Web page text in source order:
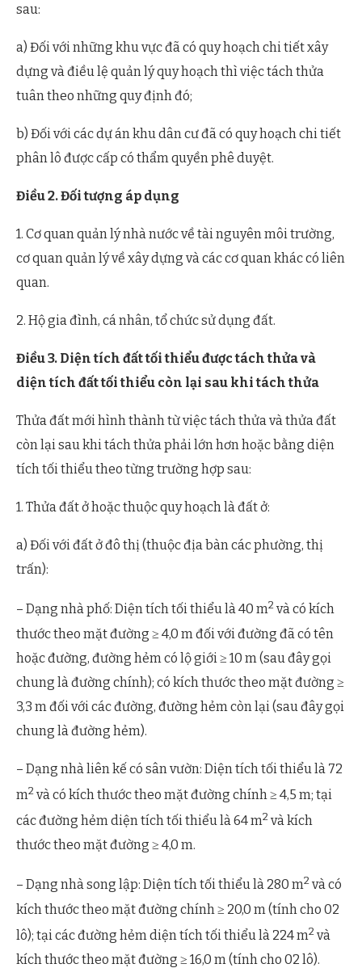
sau:
a) Đối với những khu vực đã có quy hoạch chi tiết xây
dựng và điều lệ quản lý quy hoạch thì việc tách thửa
tuân theo những quy định đó;
b) Đối với các dự án khu dân cư đã có quy hoạch chi tiết
phân lô được cấp có thẩm quyền phê duyệt.
Điều 2. Đối tượng áp dụng
1. Cơ quan quản lý nhà nước về tài nguyên môi trường,
cơ quan quản lý về xây dựng và các cơ quan khác có liên
quan.
2. Hộ gia đình, cá nhân, tổ chức sử dụng đất.
Điều 3. Diện tích đất tối thiểu được tách thửa và
diện tích đất tối thiểu còn lại sau khi tách thửa
Thửa đất mới hình thành từ việc tách thửa và thửa đất
còn lại sau khi tách thửa phải lớn hơn hoặc bằng diện
tích tối thiểu theo từng trường hợp sau:
1. Thửa đất ở hoặc thuộc quy hoạch là đất ở:
a) Đối với đất ở đô thị (thuộc địa bàn các phường, thị
trấn):
– Dạng nhà phố: Diện tích tối thiểu là 40 m2và có kích
thước theo mặt đường ≥ 4,0 m đối với đường đã có tên
hoặc đường, đường hẻm có lộ giới ≥ 10 m (sau đây gọi
chung là đường chính); có kích thước theo mặt đường ≥
3,3 m đối với các đường, đường hẻm còn lại (sau đây gọi
chung là đường hẻm).
– Dạng nhà liên kế có sân vườn: Diện tích tối thiểu là 72
m2và có kích thước theo mặt đường chính ≥ 4,5 m; tại
các đường hẻm diện tích tối thiểu là 64 m2và kích
thước theo mặt đường ≥ 4,0 m.
– Dạng nhà song lập: Diện tích tối thiểu là 280 m2và có
kích thước theo mặt đường chính ≥ 20,0 m (tính cho 02
lô); tại các đường hẻm diện tích tối thiểu là 224 m2và
kích thước theo mặt đường ≥ 16,0 m (tính cho 02 lô).